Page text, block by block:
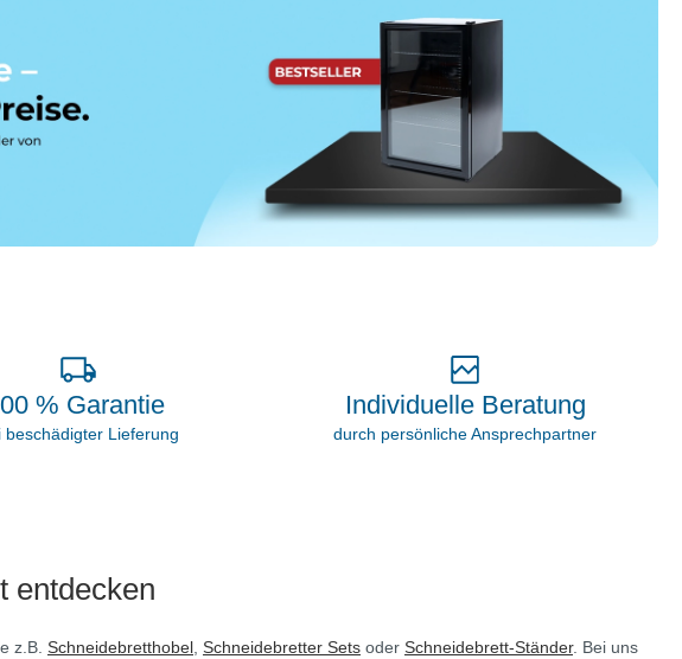
% Garantie
beschädigter Lieferung
Individuelle Beratung
durch persönliche Ansprechpartner
entdecken
z.B. Schneidebretthobel, Schneidebretter Sets oder Schneidebrett-Ständer. Bei uns